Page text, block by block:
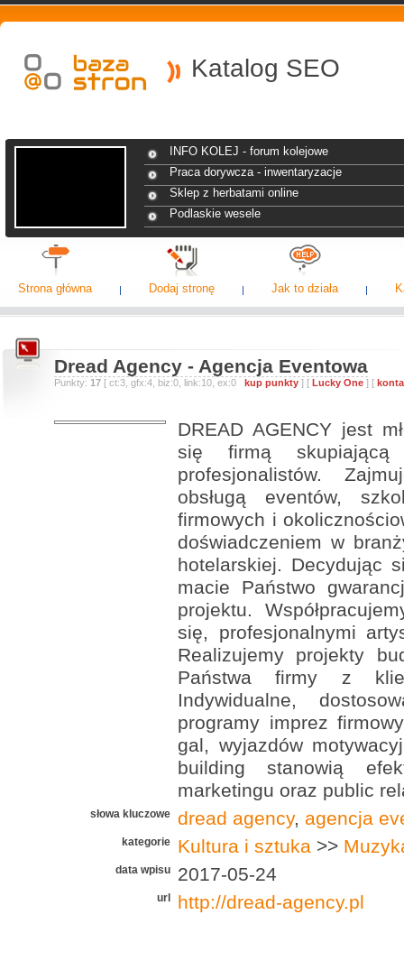
Katalog SEO
INFO KOLEJ - forum kolejowe
Praca dorywcza - inwentaryzacje
Sklep z herbatami online
Podlaskie wesele
Strona główna Dodaj stronę Jak to działa
Dread Agency - Agencja Eventowa
Punkty: 17 [ ct:3, gfx:4, biz:0, link:10, ex:0 kup punkty ] [ Lucky One ] [
DREAD AGENCY jest
się firmą
profesjonalistów.
obsługą eventów,
firmowych i
doświadczeniem w
hotelarskiej. Decydując
macie Państwo
projektu.
się, profesjonalnymi
Realizujemy projekty
Państwa firmy z
Indywidualne,
programy imprez
gal, wyjazdów
building stanowią
marketingu oraz public
słowa kluczowe dread agency, agencja
kategorie Kultura i sztuka >>
data wpisu 2017-05-24
url http://dread-agency.pl